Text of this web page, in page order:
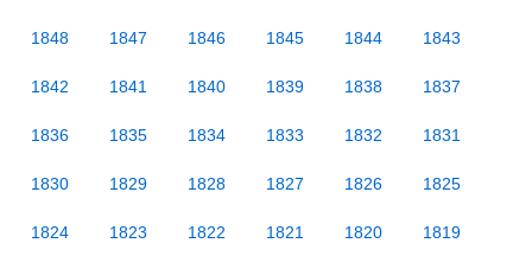
1848 1847 1846 1845 1844 1843
1842 1841 1840 1839 1838 1837
1836 1835 1834 1833 1832 1831
1830 1829 1828 1827 1826 1825
1824 1823 1822 1821 1820 1819